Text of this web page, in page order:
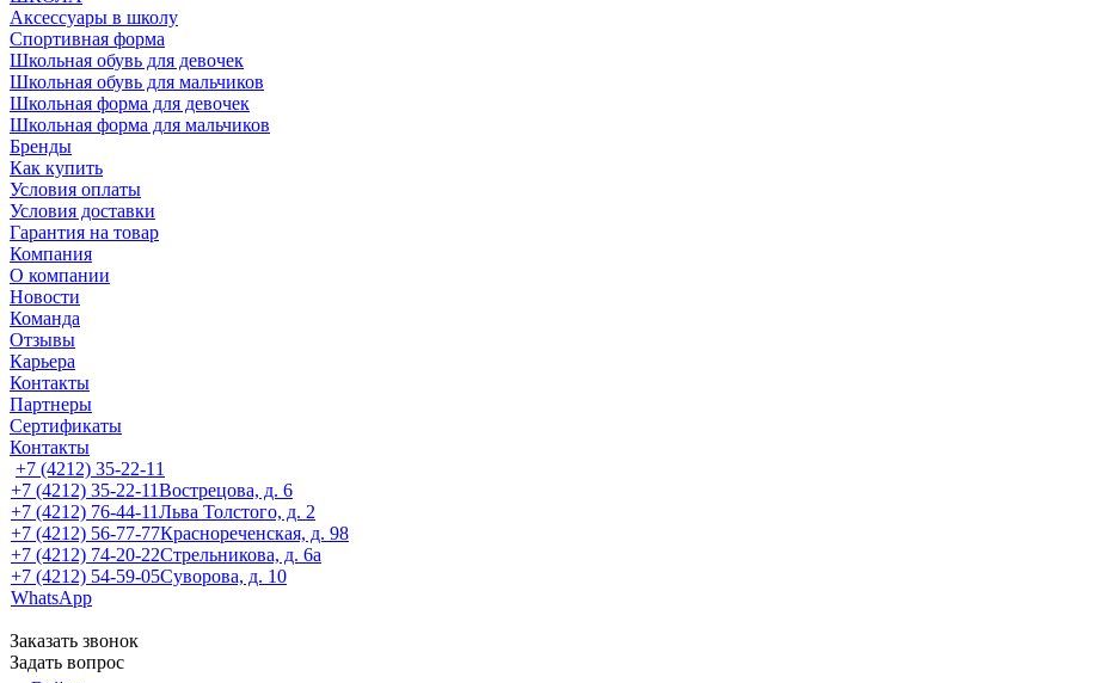
Аксессуары в школу
Спортивная форма
Школьная обувь для девочек
Школьная обувь для мальчиков
Школьная форма для девочек
Школьная форма для мальчиков
Бренды
Как купить
Условия оплаты
Условия доставки
Гарантия на товар
Компания
О компании
Новости
Команда
Отзывы
Карьера
Контакты
Партнеры
Сертификаты
Контакты
+7 (4212) 35-22-11
+7 (4212) 35-22-11Вострецова, д. 6
+7 (4212) 76-44-11Льва Толстого, д. 2
+7 (4212) 56-77-77Краснореченская, д. 98
+7 (4212) 74-20-22Стрельникова, д. 6а
+7 (4212) 54-59-05Суворова, д. 10
WhatsApp
Заказать звонок
Задать вопрос